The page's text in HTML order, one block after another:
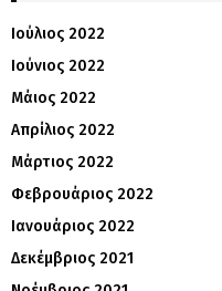
Ιούλιος 2022
Ιούνιος 2022
Μάιος 2022
Απρίλιος 2022
Μάρτιος 2022
Φεβρουάριος 2022
Ιανουάριος 2022
Δεκέμβριος 2021